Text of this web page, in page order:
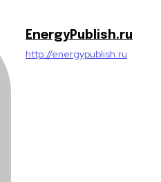
EnergyPublish.ru
http://energypublish.ru